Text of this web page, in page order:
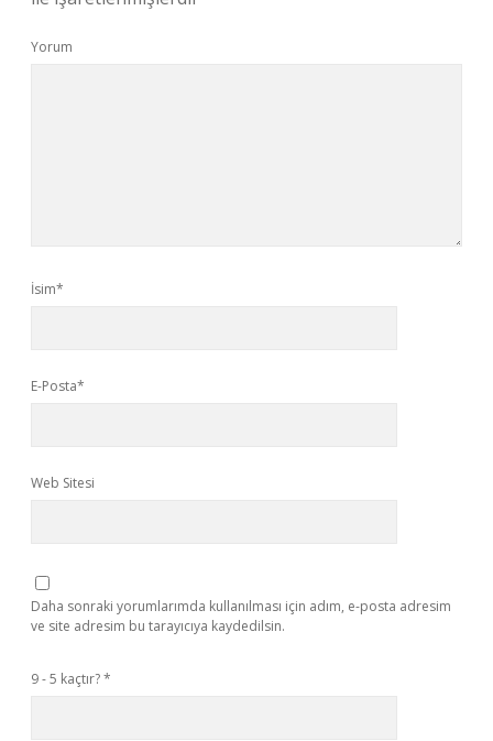
Yorum
İsim*
E-Posta*
Web Sitesi
Daha sonraki yorumlarımda kullanılması için adım, e-posta adresim
ve site adresim bu tarayıcıya kaydedilsin.
9 - 5 kaçtır?*